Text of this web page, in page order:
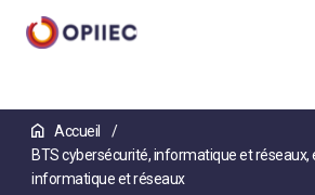
contenu
principal
Accueil
BTS cybersécurité, informatique et réseaux,
informatique et réseaux